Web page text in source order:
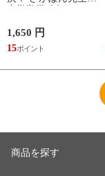
1,650 円
15
商品を探す